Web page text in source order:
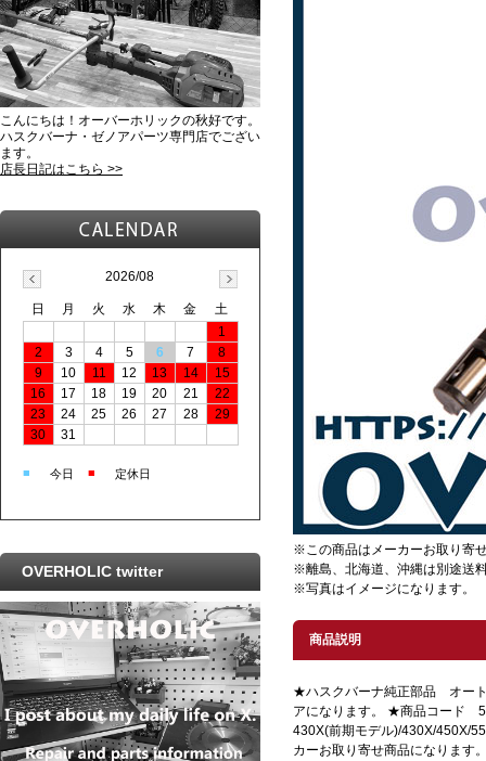
※この商品はメーカーお取り寄
※離島、北海道、沖縄は別途送
※写真はイメージになります。
商品説明
★ハスクバーナ純正部品 オー
アになります。 ★商品コー
430X(前期モデル)/430X/450X/
カーお取り寄せ商品になります
こんにちは！オーバーホリックの秋好です。
ハスクバーナ・ゼノアパーツ専門店でござい
ます。
店長日記はこちら >>
2026/08
日 月 火 水 木 金
土
1
2
3 4 5 6 7
8
9
10 11 12 13 14
15
16
17 18 19 20 21
22
23
24 25 26 27 28
29
30
31
■ 今日 ■ 定休日
OVERHOLIC twitter